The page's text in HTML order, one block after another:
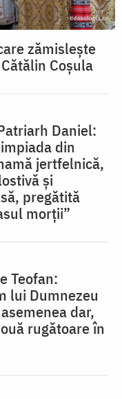
zămislește
Coșula
Daniel:
din
jertfelnică,
și
pregătită
morții”
Teofan:
lui Dumnezeu
dar,
rugătoare în